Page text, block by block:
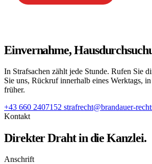
Einvernahme,
In Strafsachen zählt jede Stunde. Rufen Sie
Sie uns, Rückruf innerhalb eines Werktags,
früher.
+43 660 2407152 strafrecht@brandauer-
Kontakt
Direkter Draht in die Kanzlei.
Anschrift